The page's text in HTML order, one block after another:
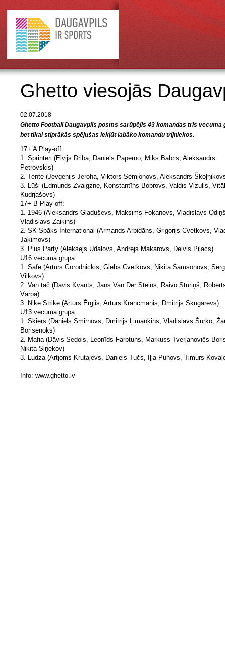
Ghetto viesojās
02.07.2018
Ghetto Football Daugavpils posms sarūpējis 43 komandas trīs vecuma
bet tikai stiprākās spējušas iekļūt labāko komandu trijniekos.
17+ A Play-off:
1. Sprinteri (Elvijs Driba, Daniels Paperno, Miks Babris, Aleksandrs
Petrovskis)
2. Tente (Jevgenijs Jeroha, Viktors Semjonovs, Aleksandrs
3. Lūši (Edmunds Zvaigzne, Konstantīns Bobrovs, Valdis Vizulis,
Kudrjašovs)
17+ B Play-off:
1. 1946 (Aleksandrs Gladuševs, Maksims Fokanovs, Vladislavs
Vladislavs Zaikins)
2. SK Spāks International (Armands Arbidāns, Grigorijs Cvetkovs,
Jakimovs)
3. Plus Party (Aleksejs Udalovs, Andrejs Makarovs, Deivis Pilacs)
U16 vecuma grupa:
1. Safe (Artūrs Gorodņickis, Gļebs Cvetkovs, Ņikita Samsonovs,
Vilkovs)
2. Van tač (Dāvis Kvants, Jans Van Der Steins, Raivo Stūriņš,
Vārpa)
3. Nike Strike (Artūrs Ērglis, Arturs Krancmanis, Dmitrijs Skugarevs)
U13 vecuma grupa:
1. Skiers (Dāniels Smirnovs, Dmitrijs Ļimankins, Vladislavs Šurko,
Borisenoks)
2. Mafia (Dāvis Sedols, Leonīds Farbtuhs, Markuss Tverjanovičs-
Nikita Siņekov)
3. Ludza (Artjoms Krutajevs, Daniels Tučs, Iļja Puhovs, Timurs
Info: www.ghetto.lv